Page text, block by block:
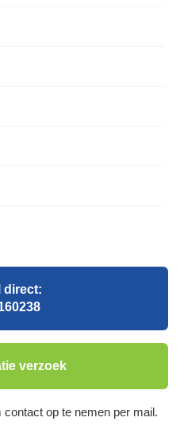
direct:
verzoek
contact op te nemen per mail.